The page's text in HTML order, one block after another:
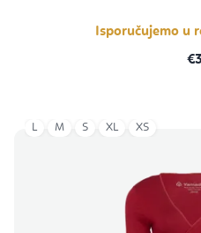
Isporučujemo u
L M S XL XS